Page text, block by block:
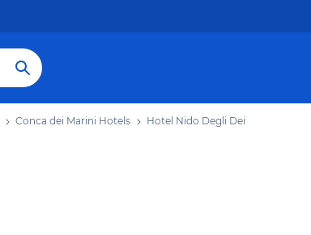
Conca dei Marini Hotels Hotel Nido Degli Dei